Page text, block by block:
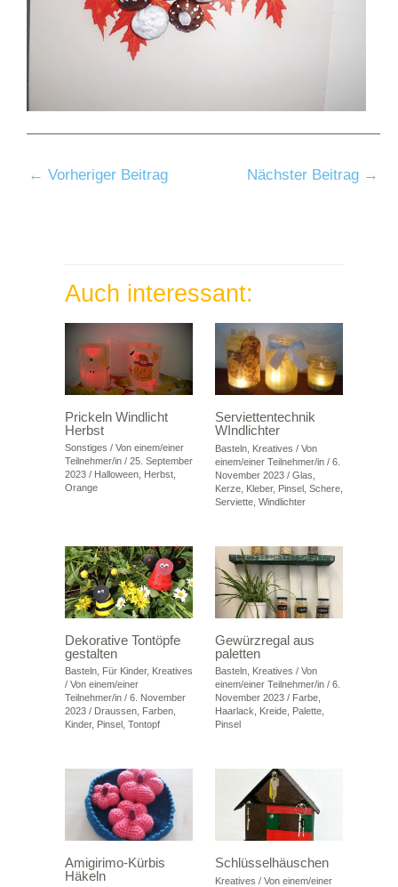
← Vorheriger Beitrag Nächster Beitrag →
Auch interessant:
Prickeln Windlicht
Herbst
Sonstiges / Von einem/einer
Teilnehmer/in / 25. September
2023 / Halloween, Herbst,
Orange
Serviettentechnik
WIndlichter
Basteln, Kreatives / Von
einem/einer Teilnehmer/in / 6.
November 2023 / Glas
Kerze, Kleber, Pinsel, Schere,
Serviette, Windlichter
Dekorative Tontöpfe
gestalten
Basteln, Für Kinder, Kreatives
/ Von einem/einer
Teilnehmer/in / 6. November
2023 / Draussen, Farben,
Kinder, Pinsel, Tontopf
Gewürzregal aus
paletten
Basteln, Kreatives / Von
einem/einer Teilnehmer/in / 6.
November 2023 / Farbe,
Haarlack
Kreide, Palette,
Pinsel
Amigirimo-Kürbis
Häkeln
Schlüsselhäuschen
Kreatives / Von einem/einer